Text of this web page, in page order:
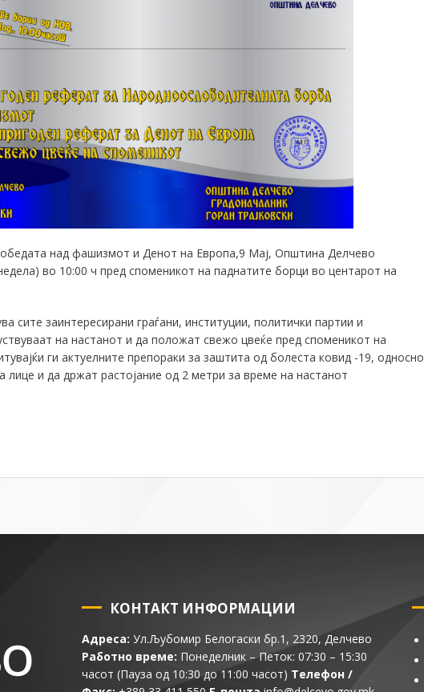
над фашизмот и Денот на Европа,9 Мај, Општина Делчево
во 10:00 ч пред споменикот на паднатите борци во центарот на
сите заинтересирани граѓани, институции, политички партии и
на настанот и да положат свежо цвеќе пред споменикот на
ги актуелните препораки за заштита од болеста ковид -19, односно
и да држат растојание од 2 метри за време на настанот
КОНТАКТ ИНФОРМАЦИИ
Адреса: Ул.Љубомир Белогаски бр.1, 2320, Делчево
Работно време: Понеделник – Петок: 07:30 – 15:30
часот (Пауза од 10:30 до 11:00 часот) Телефон /